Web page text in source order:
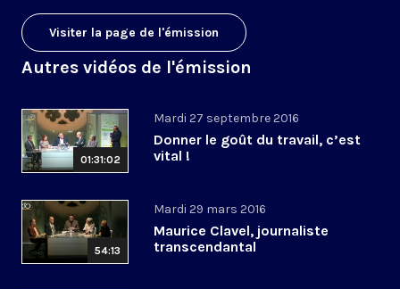
Visiter la page de l'émission
Autres vidéos de l'émission
01:31:02
Mardi 27 septembre 2016
Donner le goût du travail, c’est
vital !
54:13
Mardi 29 mars 2016
Maurice Clavel, journaliste
transcendantal